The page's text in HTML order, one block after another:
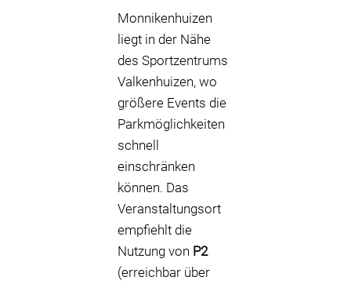
Monnikenhuizen
liegt in der Nähe
des Sportzentrums
Valkenhuizen, wo
größere Events die
Parkmöglichkeiten
schnell
einschränken
können. Das
Veranstaltungsort
empfiehlt die
Nutzung von P2
(erreichbar über